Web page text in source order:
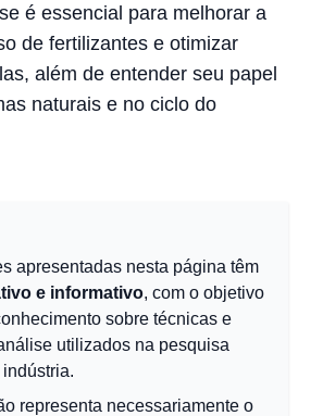
é essencial para melhorar a
de fertilizantes e otimizar
além de entender seu papel
naturais e no ciclo do
apresentadas nesta página têm
e informativo, com o objetivo
sobre técnicas e
utilizados na pesquisa
representa necessariamente o